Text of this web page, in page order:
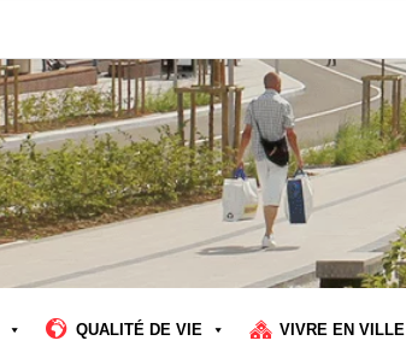
QUALITÉ DE VIE VIVRE EN VILLE